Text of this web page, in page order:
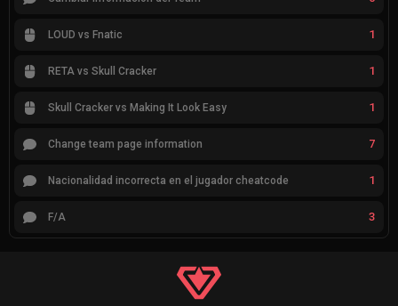
LOUD vs Fnatic 1
RETA vs Skull Cracker 1
Skull Cracker vs Making It Look Easy 1
Change team page information 7
Nacionalidad incorrecta en el jugador cheatcode 1
F/A 3